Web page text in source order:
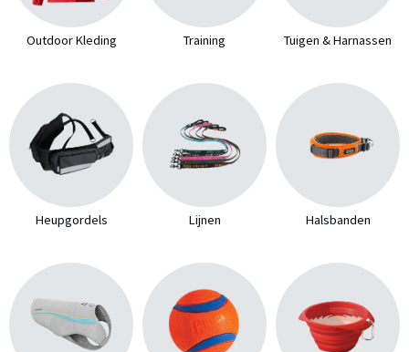
Outdoor Kleding Training Tuigen & Harnassen
Heupgordels Lijnen Halsbanden